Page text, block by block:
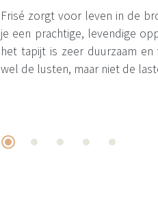
Frisé zorgt voor leven in de
je een prachtige, levendige
het tapijt is zeer duurzaam
wel de lusten, maar niet de